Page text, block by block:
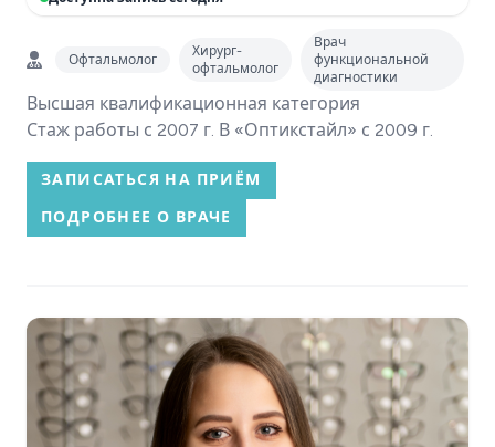
Офтальмолог
Хирург-
офтальмолог
Врач
функциональной
диагностики
Высшая квалификационная категория
Стаж работы с 2007 г. В «Оптикстайл» с 2009 г.
ЗАПИСАТЬСЯ НА ПРИЁМ
ПОДРОБНЕЕ О ВРАЧЕ